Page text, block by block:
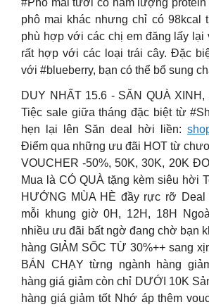
#Phô mai tươi có hàm lượng protein
phô mai khác nhưng chỉ có 98kcal
phù hợp với các chị em đăng lấy lại
rất hợp với các loại trái cây. Đặc
với #blueberry, bạn có thể bổ sung
DUY NHẤT 15.6 ️- SĂN QUÀ XINH,
Tiệc sale giữa tháng đặc biệt từ
hẹn lại lên Săn deal hời liền:
Điểm qua những ưu đãi HOT từ
VOUCHER -50%, 50K, 30K, 20K
Mua là CÓ QUÀ tặng kèm siêu hời
HƯỚNG MÙA HÈ đầy rực rỡ
mỗi khung giờ 0H, 12H, 18H
nhiều ưu đãi bất ngờ đang chờ bạn
hàng GIẢM SỐC TỪ 30%++ sang
BÁN CHẠY từng ngành hàng
hàng giá giảm còn chỉ DƯỚI 10K
hàng giá giảm tốt Nhớ áp thêm